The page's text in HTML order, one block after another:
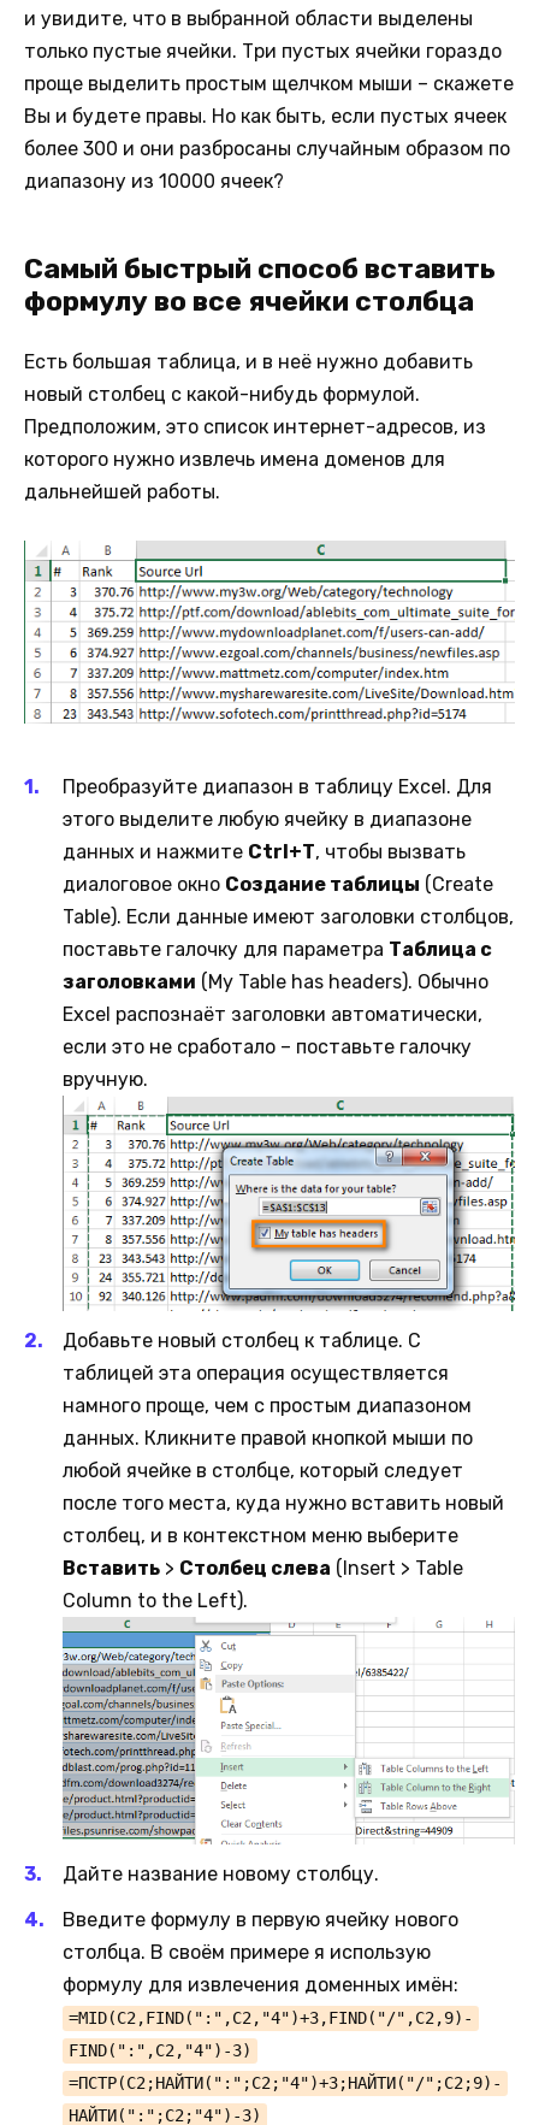
и увидите, что в выбранной области выделены
только пустые ячейки. Три пустых ячейки гораздо
проще выделить простым щелчком мыши – скажете
Вы и будете правы. Но как быть, если пустых ячеек
более 300 и они разбросаны случайным образом по
диапазону из 10000 ячеек?
Самый быстрый способ вставить
формулу во все ячейки столбца
Есть большая таблица, и в неё нужно добавить
новый столбец с какой-нибудь формулой.
Предположим, это список интернет-адресов, из
которого нужно извлечь имена доменов для
дальнейшей работы.
Преобразуйте диапазон в таблицу Excel. Для
этого выделите любую ячейку в диапазоне
данных и нажмите Ctrl+T, чтобы вызвать
диалоговое окно Создание таблицы (Create
Table). Если данные имеют заголовки столбцов,
поставьте галочку для параметра Таблица с
заголовками (My Table has headers). Обычно
Excel распознаёт заголовки автоматически,
если это не сработало – поставьте галочку
вручную.
Добавьте новый столбец к таблице. С
таблицей эта операция осуществляется
намного проще, чем с простым диапазоном
данных. Кликните правой кнопкой мыши по
любой ячейке в столбце, который следует
после того места, куда нужно вставить новый
столбец, и в контекстном меню выберите
Вставить > Столбец слева (Insert > Table
Column to the Left).
Дайте название новому столбцу.
Введите формулу в первую ячейку нового
столбца. В своём примере я использую
формулу для извлечения доменных имён:
=MID(C2,FIND(":",C2,"4")+3,FIND("/",C2,9)-
FIND(":",C2,"4")-3)
=ПСТР(C2;НАЙТИ(":";C2;"4")+3;НАЙТИ("/";C2;9)-
НАЙТИ(":";C2;"4")-3)